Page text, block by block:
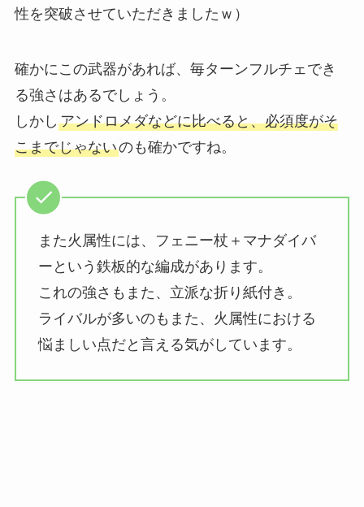
性を突破させていただきましたｗ）
確かにこの武器があれば、毎ターンフルチェでき
る強さはあるでしょう。
しかし アンドロメダなどに比べると、必須度がそ
こまでじゃないのも確かですね。
また火属性には、フェニー杖＋マナダイバ
ーという鉄板的な編成があります。
これの強さもまた、立派な折り紙付き。
ライバルが多いのもまた、火属性における
悩ましい点だと言える気がしています。